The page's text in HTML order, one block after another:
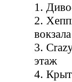
1.
2.
вокзала
3.
этаж
4.